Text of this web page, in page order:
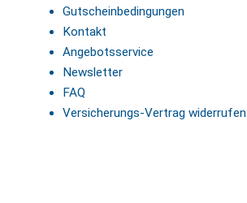
Gutscheinbedingungen
Kontakt
Angebotsservice
Newsletter
FAQ
Versicherungs-Vertrag widerrufen